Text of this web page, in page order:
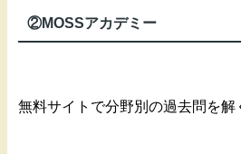
②MOSSアカデミー
無料サイトで分野別の過去問を解